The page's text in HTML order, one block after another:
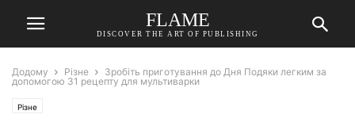
FLAME
DISCOVER THE ART OF PUBLISHING
Додому Різне
Зробіть приготування до Дня Подяки легким за
допомогою 31 рецепту для мультиварки
Різне